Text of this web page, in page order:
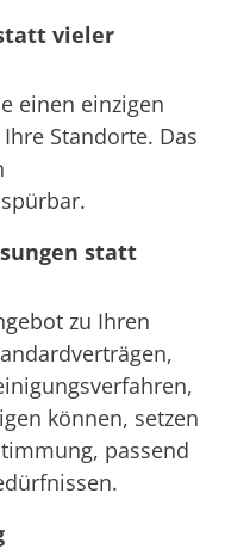
vieler
einen einzigen
Standorte. Das
statt
zu Ihren
können, setzen
passend